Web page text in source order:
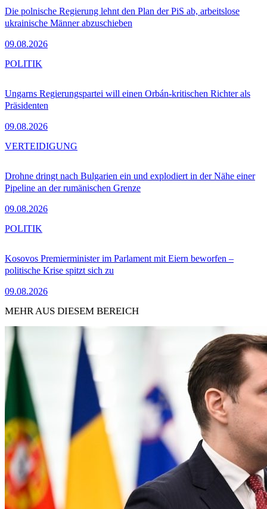
Die polnische Regierung lehnt den Plan der PiS ab, arbeitslose
ukrainische Männer abzuschieben
09.08.2026
Ungarns Regierungspartei will einen Orbán-kritischen Richter als
Präsidenten
09.08.2026
POLITIK
Drohne dringt nach Bulgarien ein und explodiert in der Nähe einer
Pipeline an der rumänischen Grenze
09.08.2026
VERTEIDIGUNG
Kosovos Premierminister im Parlament mit Eiern beworfen –
politische Krise spitzt sich zu
09.08.2026
POLITIK
MEHR AUS DIESEM BEREICH